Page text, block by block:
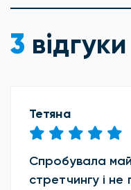
3 відгуки
Тетяна
Спробувала
стретчингу і